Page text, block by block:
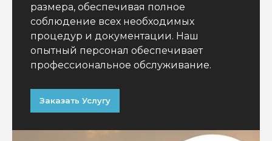
размера, обеспечивая полное
соблюдение всех необходимых
процедур и документации. Наш
опытный персонал обеспечивает
профессиональное обслуживание.
Заказать Услугу